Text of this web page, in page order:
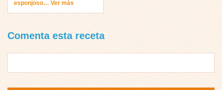
esponjoso… Ver más
Comenta esta receta